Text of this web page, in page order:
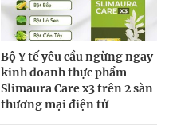
Bộ Y tế yêu cầu ngừng ngay
kinh doanh thực phẩm
Slimaura Care x3 trên 2 sàn
thương mại điện tử